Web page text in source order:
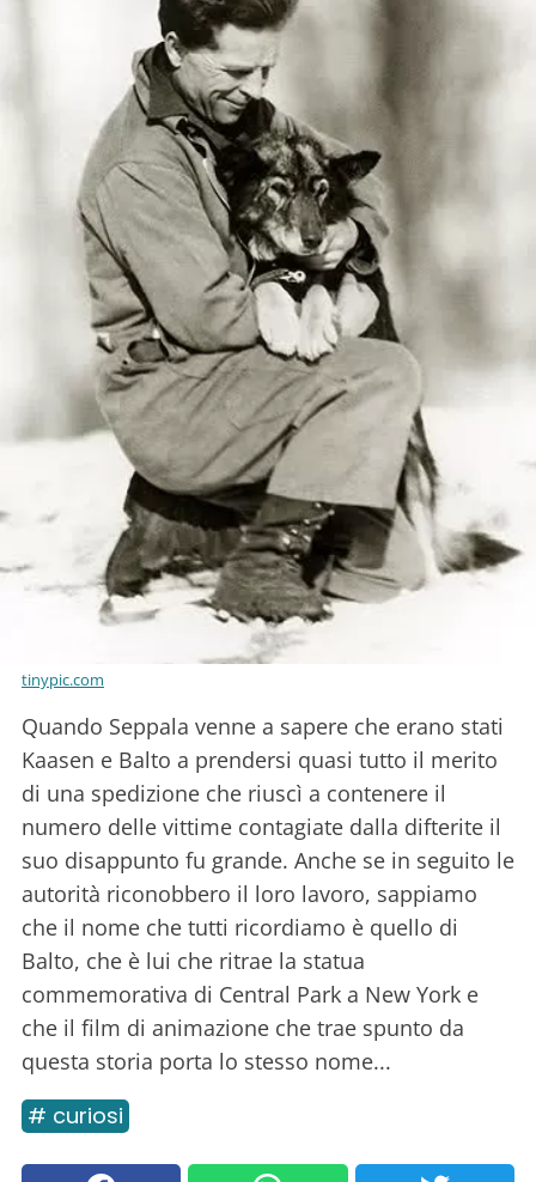
tinypic.com
Quando Seppala venne a sapere che erano stati
Kaasen e Balto a prendersi quasi tutto il merito
di una spedizione che riuscì a contenere il
numero delle vittime contagiate dalla difterite il
suo disappunto fu grande. Anche se in seguito le
autorità riconobbero il loro lavoro, sappiamo
che il nome che tutti ricordiamo è quello di
Balto, che è lui che ritrae la statua
commemorativa di Central Park a New York e
che il film di animazione che trae spunto da
questa storia porta lo stesso nome...
# curiosi